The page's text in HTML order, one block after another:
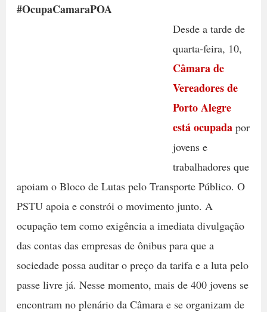
#OcupaCamaraPOA
Desde a tarde de
quarta-feira, 10,
Câmara de
Vereadores de
Porto Alegre
está ocupadapor
jovens e
trabalhadores que
apoiam o Bloco de Lutas pelo Transporte Público. O
PSTU apoia e constrói o movimento junto. A
ocupação tem como exigência a imediata divulgação
das contas das empresas de ônibus para que a
sociedade possa auditar o preço da tarifa e a luta pelo
passe livre já. Nesse momento, mais de 400 jovens se
encontram no plenário da Câmara e se organizam de